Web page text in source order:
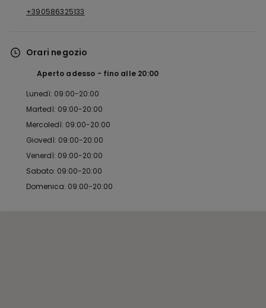
+390586325133
Orari negozio
Aperto adesso fino alle 20:00
Lunedì: 09:00-20:00
Martedì: 09:00-20:00
Mercoledì: 09:00-20:00
Giovedì: 09:00-20:00
Venerdì: 09:00-20:00
Sabato: 09:00-20:00
Domenica: 09:00-20:00